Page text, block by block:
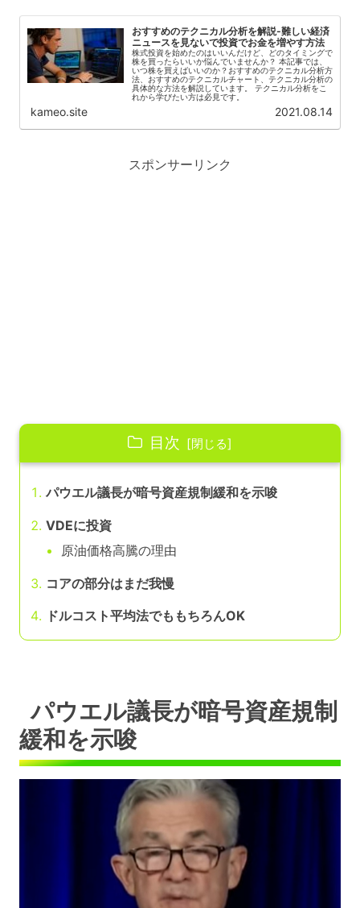
おすすめのテクニカル分析を解説-難しい経済
ニュースを見ないで投資でお金を増やす方法
株式投資を始めたのはいいんだけど、どのタイミングで
株を買ったらいいか悩んでいませんか？ 本記事では、
いつ株を買えばいいのか？おすすめのテクニカル分析方
法、おすすめのテクニカルチャート、テクニカル分析の
具体的な方法を解説しています。 テクニカル分析をこ
れから学びたい方は必見です。
kameo.site 2021.08.14
スポンサーリンク
目次
パウエル議長が暗号資産規制緩和を示唆
VDEに投資
原油価格高騰の理由
コアの部分はまだ我慢
ドルコスト平均法でももちろんOK
パウエル議長が暗号資産規制
緩和を示唆